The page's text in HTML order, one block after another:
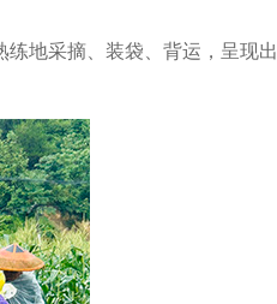
地采摘、装袋、背运，呈现